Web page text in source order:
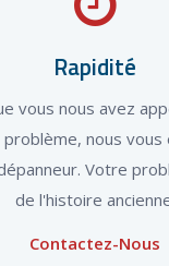
Rapidité
vous nous avez
nous
Votre
de l'histoire
Contactez-Nous